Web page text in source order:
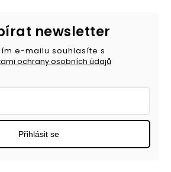
newsletter
e-mailu souhlasíte s
ochrany osobních údajů
Přihlásit se